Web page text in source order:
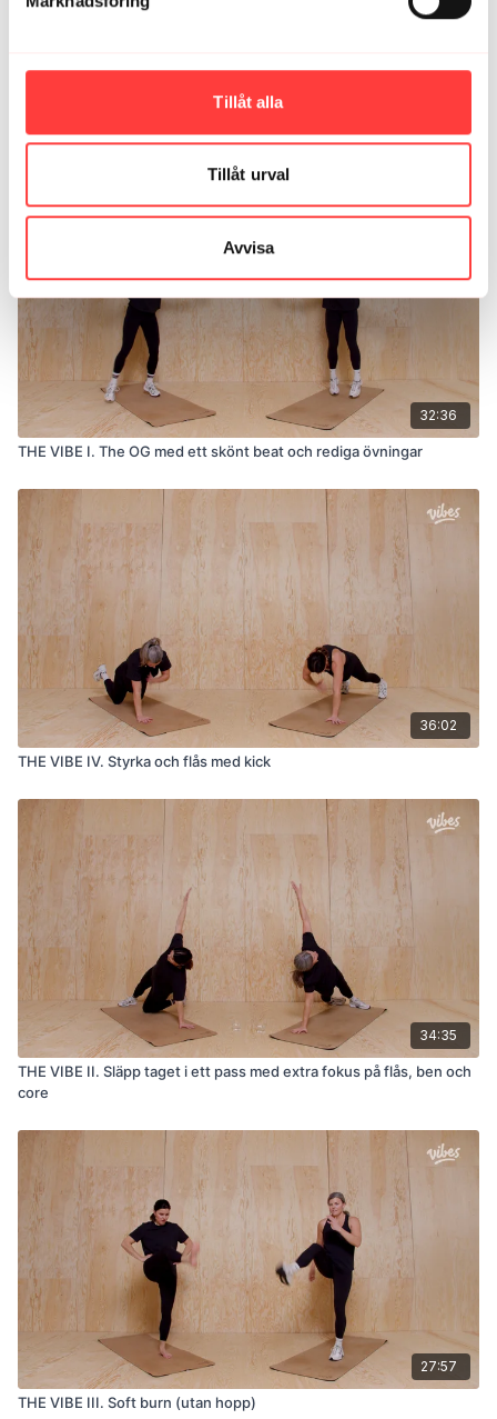
Tillåt alla
Tillåt urval
Avvisa
Relaterade videor
32:36
THE VIBE I. The OG med ett skönt beat och rediga övningar
36:02
THE VIBE IV. Styrka och flås med kick
34:35
THE VIBE II. Släpp taget i ett pass med extra fokus på flås, ben och
core
27:57
THE VIBE III. Soft burn (utan hopp)